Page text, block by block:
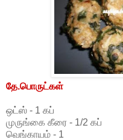
தே.பொருட்கள்
ஒட்ஸ் - 1 கப்
முருங்கை கீரை - 1/2 கப்
வெங்காயம் - 1